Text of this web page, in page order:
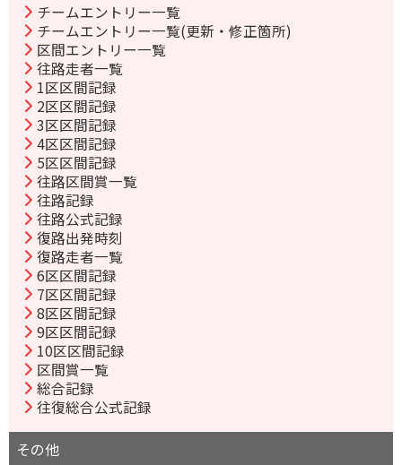
チームエントリー一覧
チームエントリー一覧(更新・修正箇所)
区間エントリー一覧
往路走者一覧
1区区間記録
2区区間記録
3区区間記録
4区区間記録
5区区間記録
往路区間賞一覧
往路記録
往路公式記録
復路出発時刻
復路走者一覧
6区区間記録
7区区間記録
8区区間記録
9区区間記録
10区区間記録
区間賞一覧
総合記録
往復総合公式記録
その他